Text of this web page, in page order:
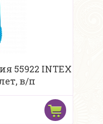
55922 INTEX
в/п